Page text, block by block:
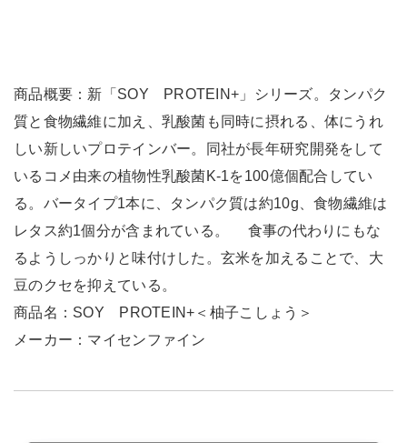
商品概要：新「SOY PROTEIN+」シリーズ。タンパク
質と食物繊維に加え、乳酸菌も同時に摂れる、体にうれ
しい新しいプロテインバー。同社が長年研究開発をして
いるコメ由来の植物性乳酸菌K-1を100億個配合してい
る。バータイプ1本に、タンパク質は約10g、食物繊維は
レタス約1個分が含まれている。 食事の代わりにもな
るようしっかりと味付けした。玄米を加えることで、大
豆のクセを抑えている。
商品名：SOY PROTEIN+＜柚子こしょう＞
メーカー：マイセンファイン